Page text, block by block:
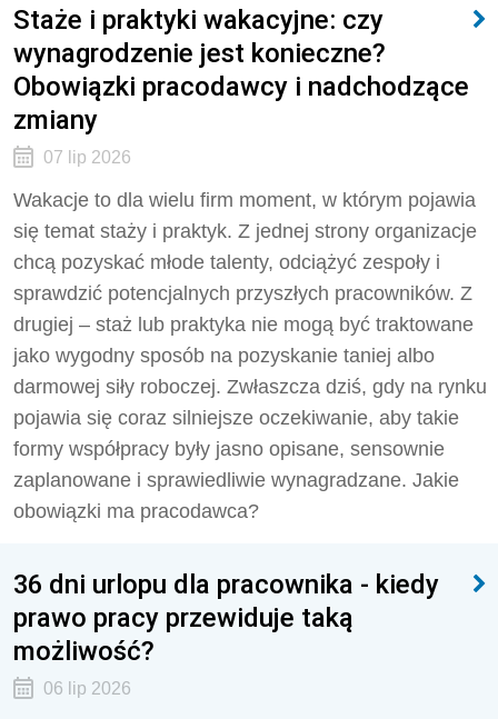
Staże i praktyki wakacyjne: czy
wynagrodzenie jest konieczne?
Obowiązki pracodawcy i nadchodzące
zmiany
07 lip 2026
Wakacje to dla wielu firm moment, w którym pojawia
się temat staży i praktyk. Z jednej strony organizacje
chcą pozyskać młode talenty, odciążyć zespoły i
sprawdzić potencjalnych przyszłych pracowników. Z
drugiej – staż lub praktyka nie mogą być traktowane
jako wygodny sposób na pozyskanie taniej albo
darmowej siły roboczej. Zwłaszcza dziś, gdy na rynku
pojawia się coraz silniejsze oczekiwanie, aby takie
formy współpracy były jasno opisane, sensownie
zaplanowane i sprawiedliwie wynagradzane. Jakie
obowiązki ma pracodawca?
36 dni urlopu dla pracownika - kiedy
prawo pracy przewiduje taką
możliwość?
06 lip 2026